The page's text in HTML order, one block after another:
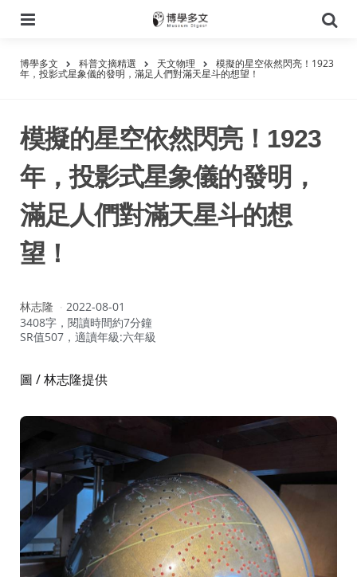
尋
博學多文 科普文摘精選 天文物理 模擬的星空依然閃亮！1923
年，投影式星象儀的發明，滿足人們對滿天星斗的想望！
模擬的星空依然閃亮！1923
年，投影式星象儀的發明，
滿足人們對滿天星斗的想
望！
作
者：
林志隆
2022-08-01
3408字，閱讀時間約7分鐘
SR值507，適讀年級:六年級
圖 / 林志隆提供